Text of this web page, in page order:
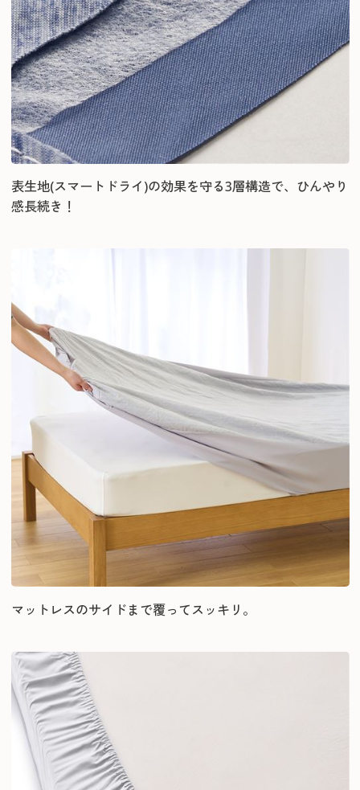
表生地(スマートドライ)の効果を守る3層構造で、ひんやり
感長続き！
マットレスのサイドまで覆ってスッキリ。